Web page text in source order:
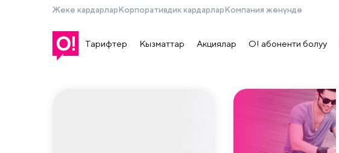
Жеке кардарларКорпоративдик кардарларКомпания жөнүндө
Тарифтер Кызматтар Акциялар О! абоненти болуу